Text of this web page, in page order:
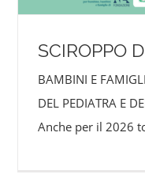
SCIROPPO
BAMBINI E
DEL PEDIATRA E
Anche per il 2026